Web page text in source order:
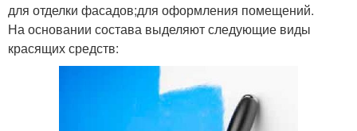
для отделки фасадов;для оформления помещений.
На основании состава выделяют следующие виды
красящих средств: